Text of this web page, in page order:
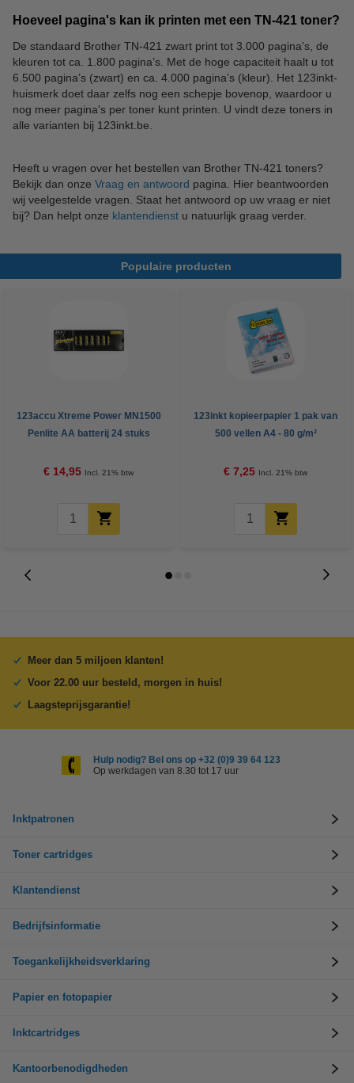
Hoeveel pagina's kan ik printen met een TN-421 toner?
De standaard Brother TN-421 zwart print tot 3.000 pagina’s, de
kleuren tot ca. 1.800 pagina’s. Met de hoge capaciteit haalt u tot
6.500 pagina’s (zwart) en ca. 4.000 pagina’s (kleur). Het 123inkt-
huismerk doet daar zelfs nog een schepje bovenop, waardoor u
nog meer pagina's per toner kunt printen. U vindt deze toners in
alle varianten bij 123inkt.be.
Heeft u vragen over het bestellen van Brother TN-421 toners?
Bekijk dan onze Vraag en antwoord pagina. Hier beantwoorden
wij veelgestelde vragen. Staat het antwoord op uw vraag er niet
bij? Dan helpt onze klantendienst u natuurlijk graag verder.
Populaire producten
123accu Xtreme Power MN1500
Penlite AA batterij 24 stuks
€ 14,95 Incl. 21% btw
123inkt kopieerpapier 1 pak van
500 vellen A4 - 80 g/m²
€ 7,25 Incl. 21% btw
Meer dan 5 miljoen klanten!
Voor 22.00 uur besteld, morgen in huis!
Laagsteprijsgarantie!
Hulp nodig? Bel ons op +32 (0)9 39 64 123
Op werkdagen van 8.30 tot 17 uur
Inktpatronen
Toner cartridges
Klantendienst
Bedrijfsinformatie
Toegankelijkheidsverklaring
Papier en fotopapier
Inktcartridges
Kantoorbenodigdheden